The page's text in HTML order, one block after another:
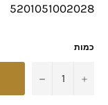
5201051002028
כמות
− +